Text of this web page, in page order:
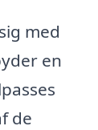
med
en
de